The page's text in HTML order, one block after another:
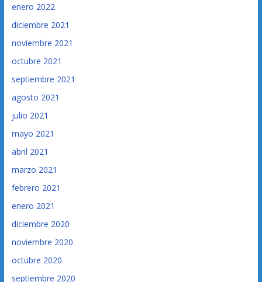
enero 2022
diciembre 2021
noviembre 2021
octubre 2021
septiembre 2021
agosto 2021
julio 2021
mayo 2021
abril 2021
marzo 2021
febrero 2021
enero 2021
diciembre 2020
noviembre 2020
octubre 2020
septiembre 2020